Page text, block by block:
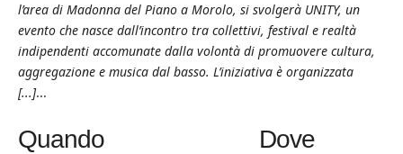
l’area di Madonna del Piano a Morolo, si svolgerà UNITY, un
evento che nasce dall’incontro tra collettivi, festival e realtà
indipendenti accomunate dalla volontà di promuovere cultura,
aggregazione e musica dal basso. L’iniziativa è organizzata
[...]...
Quando Dove